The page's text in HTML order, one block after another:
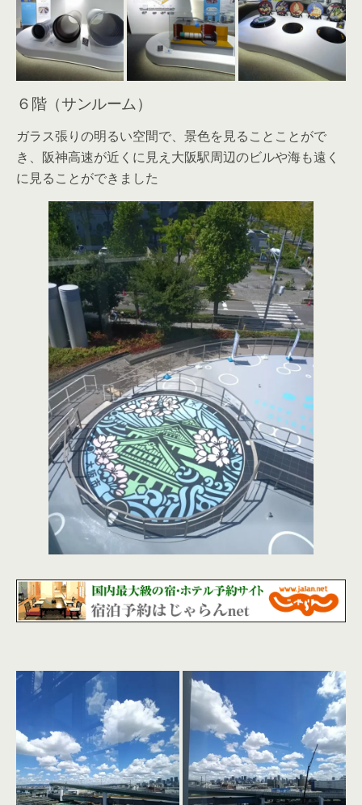
６階（サンルーム）
ガラス張りの明るい空間で、景色を見ることことがで
き、阪神高速が近くに見え大阪駅周辺のビルや海も遠く
に見ることができました